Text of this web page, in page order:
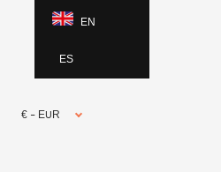
EN
ES
€ - EUR